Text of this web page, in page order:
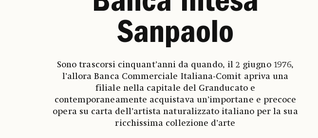
Sanpaolo
Sono trascorsi cinquant’anni da quando, il 2 giugno 1976,
l’allora Banca Commerciale Italiana-Comit apriva una
filiale nella capitale del Granducato e
contemporaneamente acquistava un’importane e precoce
opera su carta dell’artista naturalizzato italiano per la sua
ricchissima collezione d’arte